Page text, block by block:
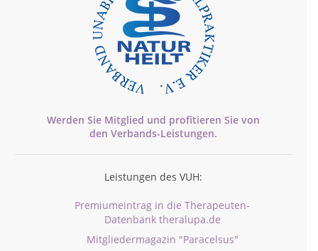
Werden Sie Mitglied und profitieren Sie von
den Verbands-Leistungen.
Leistungen des VUH:
Premiumeintrag in die Therapeuten-
Datenbank theralupa.de
Mitgliedermagazin "Paracelsus"